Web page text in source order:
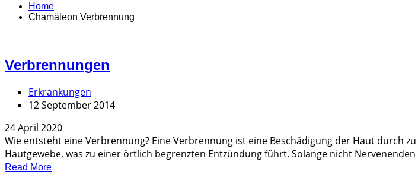
Home
Chamäleon Verbrennung
Verbrennungen
Erkrankungen
12 September 2014
24 April 2020
Wie entsteht eine Verbrennung? Eine Verbrennung ist eine Beschädigung der Haut durch
Hautgewebe, was zu einer örtlich begrenzten Entzündung führt. Solange nicht Nervenenden
Read More